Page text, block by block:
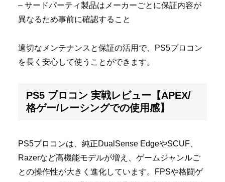
– サードパーティ製品はメーカーごとに保証内容が
異なるため事前に確認すること
適切なメンテナンスと保証の活用で、PS5プロコン
を長く安心して使うことができます。
PS5 プロコン 実戦レビュー【APEX/
格ゲー/レーシングでの使用感】
PS5プロコンは、純正DualSense EdgeやSCUF、
Razerなど高機能モデルが増え、ゲームジャンルご
との操作性が大きく進化しています。FPSや格闘ゲ